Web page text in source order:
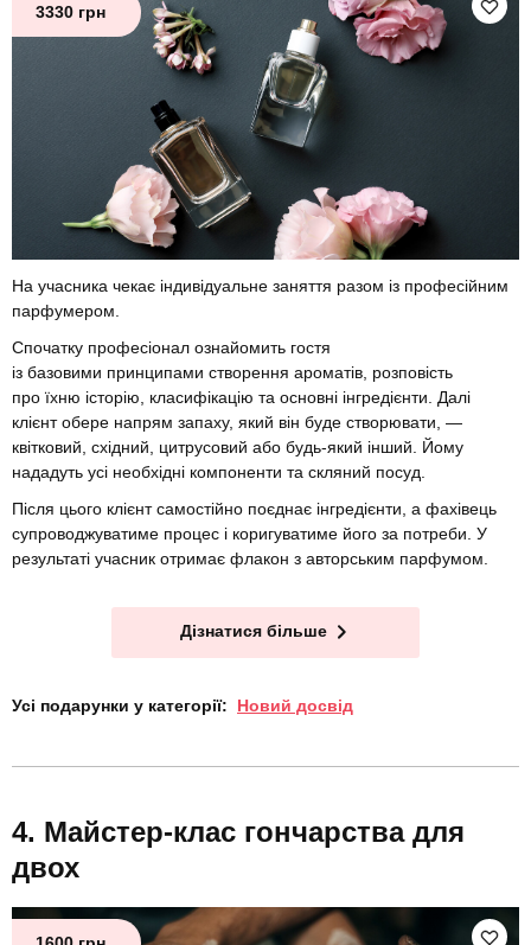
3330 грн
На учасника чекає індивідуальне заняття разом із професійним
парфумером.
Спочатку професіонал ознайомить гостя
із базовими принципами створення ароматів, розповість
про їхню історію, класифікацію та основні інгредієнти. Далі
клієнт обере напрям запаху, який він буде створювати, —
квітковий, східний, цитрусовий або будь-який інший. Йому
нададуть усі необхідні компоненти та скляний посуд.
Після цього клієнт самостійно поєднає інгредієнти, а фахівець
супроводжуватиме процес і коригуватиме його за потреби. У
результаті учасник отримає флакон з авторським парфумом.
Дізнатися більше
Усі подарунки у категорії: Новий досвід
Майстер-клас гончарства для
двох